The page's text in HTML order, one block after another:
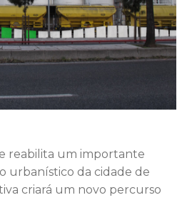
reabilita um importante
urbanístico da cidade de
criará um novo percurso